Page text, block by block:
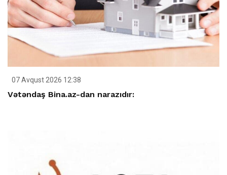
07 Avqust 2026 12:38
Vətəndaş Bina.az-dan narazıdır: